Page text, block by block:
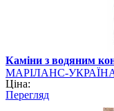
Каміни з водяним
МАРІЛАНС-
Ціна:
Перегляд